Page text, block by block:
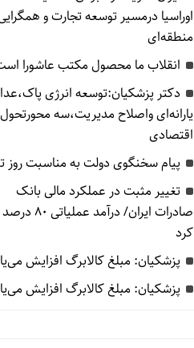
اوراسیا درمسیر توسعه تجارت و
منطقه‌ای
انقلاب ما محصول مکتب عاشورا
دکتر پزشکیان:توسعه انرژی
یارانه‌ای واصلاح مدیریت،سه محورتحول
اقتصادی
پیام سخنگوی دولت به مناسبت روز
تغییر مثبت در عملکرد مالی بانک
صادرات ایران/ درآمد
کرد
پزشکیان: مبلغ کالابرگ افزایش
پزشکیان: مبلغ کالابرگ افزایش